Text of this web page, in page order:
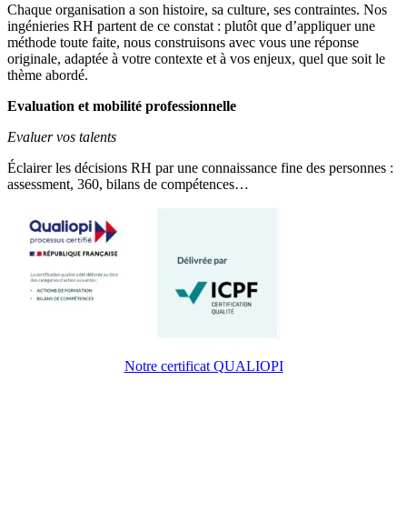
Chaque organisation a son histoire, sa culture, ses contraintes. Nos
ingénieries RH partent de ce constat : plutôt que d’appliquer une
méthode toute faite, nous construisons avec vous une réponse
originale, adaptée à votre contexte et à vos enjeux, quel que soit le
thème abordé.
Evaluation et mobilité professionnelle
Evaluer vos talents
Éclairer les décisions RH par une connaissance fine des personnes :
assessment, 360, bilans de compétences…
Notre certificat QUALIOPI